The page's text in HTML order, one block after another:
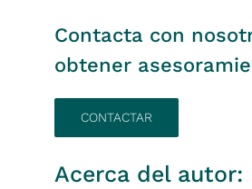
Contacta con
obtener
CONTACTAR
Acerca del autor: